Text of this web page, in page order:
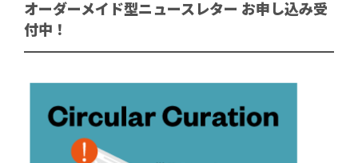
オーダーメイド型ニュースレター お申し込み受
付中！